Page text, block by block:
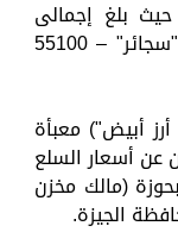
حيث بلغ إجمالى
المضبوطات (23,550 طن - 1095 عبوة "سجائر" – 55100
أبيض") معبأة
عن أسعار السلع
(مالك مخزن
الجيزة.